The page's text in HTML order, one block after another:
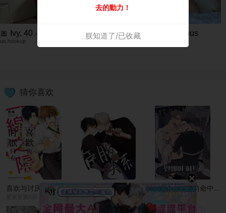
🎀 Ivy, 40📍Columbus
us.hookup
🥂 Nina, 37📍Columbus
xdate.us
猜你喜欢
喜欢与讨厌只有一线之隔
更新至第0话 更新至后记
去的動力！
朕知道了/已收藏
×